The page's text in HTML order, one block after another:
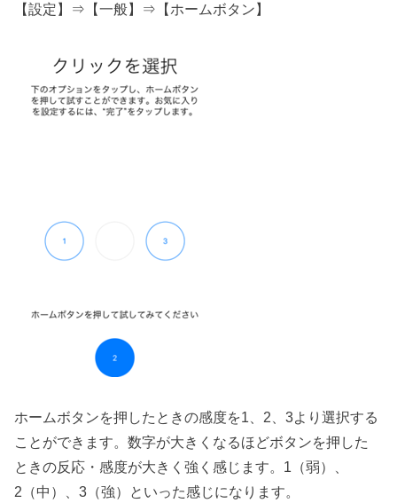
【設定】⇒【一般】⇒【ホームボタン】
ホームボタンを押したときの感度を1、2、3より選択する
ことができます。数字が大きくなるほどボタンを押した
ときの反応・感度が大きく強く感じます。1（弱）、
2（中）、3（強）といった感じになります。